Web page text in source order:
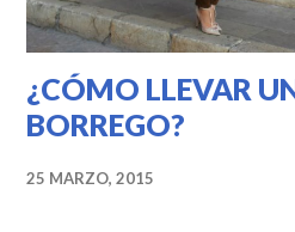
¿CÓMO LLEVAR
BORREGO?
25 MARZO, 2015